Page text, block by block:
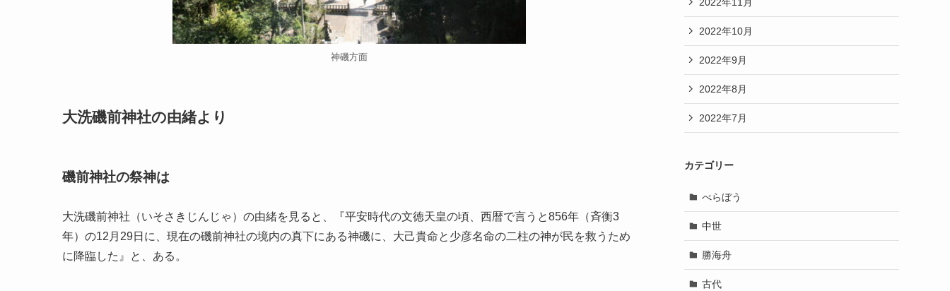
神磯方面
大洗磯前神社の由緒より
磯前神社の祭神は
大洗磯前神社（いそさきじんじゃ）の由緒を見ると、『平安時代の文徳天皇の頃、西暦で言うと856年（斉衡3
年）の12月29日に、現在の磯前神社の境内の真下にある神磯に、大己貴命と少彦名命の二柱の神が民を救うため
に降臨した』と、ある。
2022年10月
2022年9月
2022年8月
2022年7月
カテゴリー
べらぼう
中世
勝海舟
古代